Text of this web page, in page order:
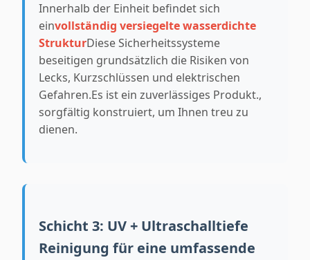
Innerhalb der Einheit befindet sich
einvollständig versiegelte wasserdichte
StrukturDiese Sicherheitssysteme
beseitigen grundsätzlich die Risiken von
Lecks, Kurzschlüssen und elektrischen
Gefahren.Es ist ein zuverlässiges Produkt.,
sorgfältig konstruiert, um Ihnen treu zu
dienen.
Schicht 3: UV + Ultraschalltiefe
Reinigung für eine umfassende